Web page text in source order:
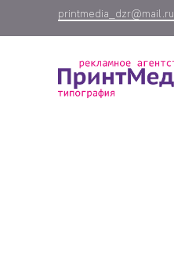
printmedia_dzr@mail.ru